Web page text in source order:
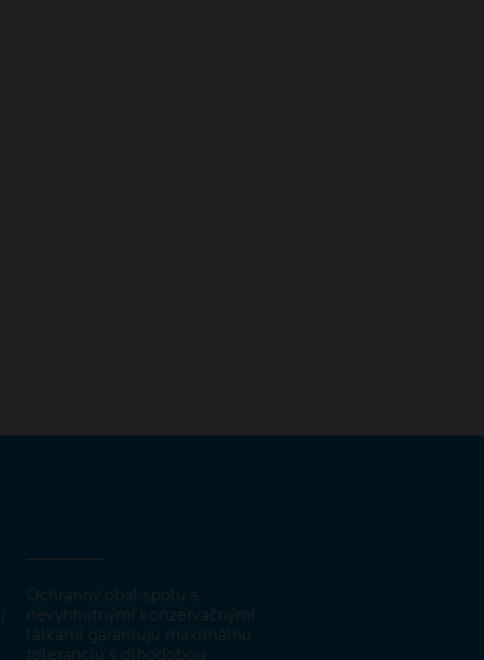
Ochranný obal spolu s
nevyhnutnými konzervačnými
látkami garantujú maximálnu
toleranciu s dlhodobou